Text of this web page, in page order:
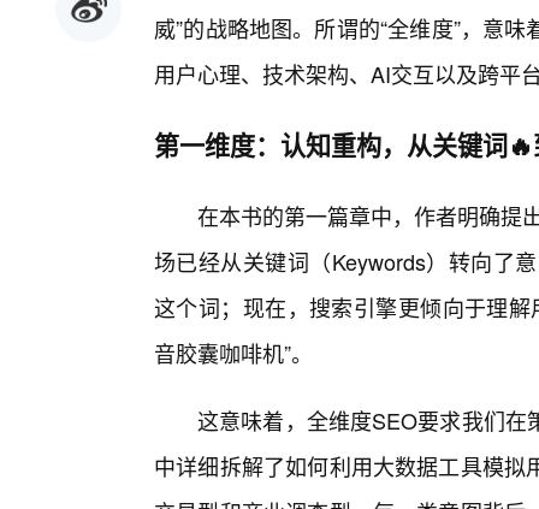
威”的战略地图。所谓的“全维度”，意
用户心理、技术架构、AI交互以及跨平
第一维度：认知重构，从关键词
在本书的第一篇章中，作者明确提
场已经从关键词（Keywords）转向了
这个词；现在，搜索引擎更倾向于理
音胶囊咖啡机”。
这意味着，全维度SEO要求我们
中详细拆解了如何利用大数据工具模